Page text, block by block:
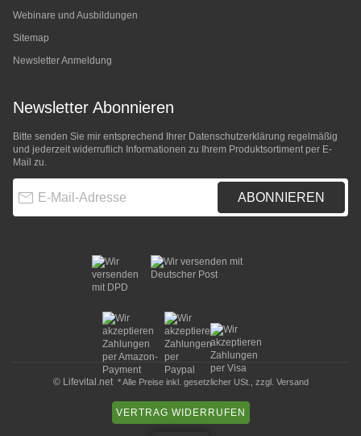
Webinare und Ausbildungen
Sitemap
Newsletter Anmeldung
Newsletter Abonnieren
Bitte senden Sie mir entsprechend Ihrer Datenschutzerklärung regelmäßig
und jederzeit widerruflich Informationen zu Ihrem Produktsortiment per E-
Mail zu.
ABONNIEREN
© Lifevital.net* Alle Preise inkl. gesetzlicher USt., zzgl. Versand
VERTRAG WIDERRUFEN